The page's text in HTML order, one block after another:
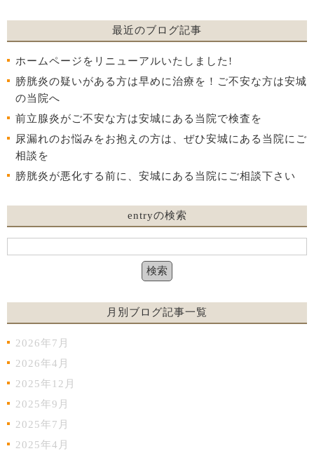
最近のブログ記事
ホームページをリニューアルいたしました!
膀胱炎の疑いがある方は早めに治療を！ご不安な方は安城
の当院へ
前立腺炎がご不安な方は安城にある当院で検査を
尿漏れのお悩みをお抱えの方は、ぜひ安城にある当院にご
相談を
膀胱炎が悪化する前に、安城にある当院にご相談下さい
entryの検索
月別ブログ記事一覧
2026年7月
2026年4月
2025年12月
2025年9月
2025年7月
2025年4月